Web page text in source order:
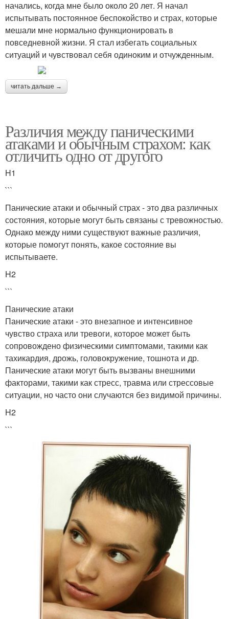
начались, когда мне было около 20 лет. Я начал
испытывать постоянное беспокойство и страх, которые
мешали мне нормально функционировать в
повседневной жизни. Я стал избегать социальных
ситуаций и чувствовал себя одиноким и отчужденным.
читать дальше →
Различия между паническими
атаками и обычным страхом: как
отличить одно от другого
H1
```
Панические атаки и обычный страх - это два различных
состояния, которые могут быть связаны с тревожностью.
Однако между ними существуют важные различия,
которые помогут понять, какое состояние вы
испытываете.
H2
```
Панические атаки
Панические атаки - это внезапное и интенсивное
чувство страха или тревоги, которое может быть
сопровождено физическими симптомами, такими как
тахикардия, дрожь, головокружение, тошнота и др.
Панические атаки могут быть вызваны внешними
факторами, такими как стресс, травма или стрессовые
ситуации, но часто они случаются без видимой причины.
H2
```